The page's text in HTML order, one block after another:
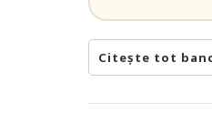
Citește tot